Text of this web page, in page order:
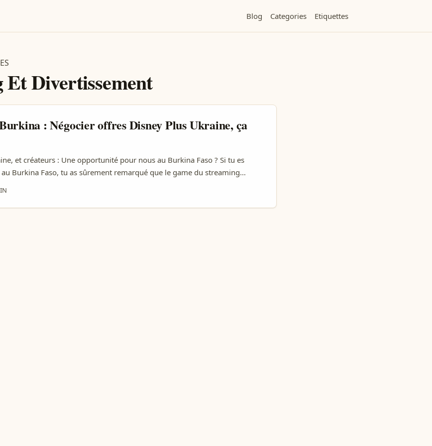
Blog Categories Etiquettes
Et Divertissement
: Négocier offres Disney Plus Ukraine, ça
et créateurs : Une opportunité pour nous au Burkina Faso ? Si tu es
Burkina Faso, tu as sûrement remarqué que le game du streaming
spéciale en Ukraine où ils négocient des offres groupées de contenus
Mais pourquoi ça devrait t’intéresser, toi qui es loin d’Ukraine ? ...